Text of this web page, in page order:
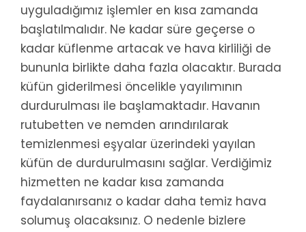
uyguladığımız işlemler en kısa zamanda
başlatılmalıdır. Ne kadar süre geçerse o
kadar küflenme artacak ve hava kirliliği de
bununla birlikte daha fazla olacaktır. Burada
küfün giderilmesi öncelikle yayılımının
durdurulması ile başlamaktadır. Havanın
rutubetten ve nemden arındırılarak
temizlenmesi eşyalar üzerindeki yayılan
küfün de durdurulmasını sağlar. Verdiğimiz
hizmetten ne kadar kısa zamanda
faydalanırsanız o kadar daha temiz hava
solumuş olacaksınız. O nedenle bizlere